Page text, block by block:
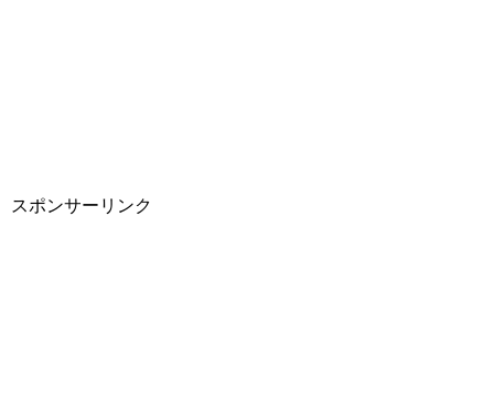
スポンサーリンク